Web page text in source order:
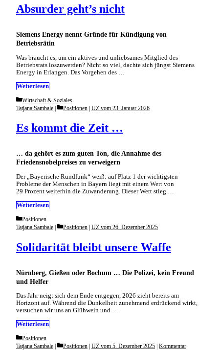
Siemens Energy nennt Gründe für Kündigung von
Betriebsrätin
Absurder geht’s nicht
Was braucht es, um ein aktives und unliebsames Mitglied des
Betriebsrats loszuwerden? Nicht so viel, dachte sich jüngst Siemens
Energy in Erlangen. Das Vorgehen des …
Weiterlesen
Categories
Wirtschaft & Soziales
… da gehört es zum guten Ton, die Annahme des
Friedensnobelpreises zu verweigern
Es kommt die Zeit …
Tatjana Sambale Categories
Positionen | UZ vom 23. Januar 2026
Der „Bayerische Rundfunk“ weiß: auf Platz 1 der wichtigsten
Probleme der Menschen in Bayern liegt mit einem Wert von
29 Prozent weiterhin die Zuwanderung. Dieser Wert stieg …
Weiterlesen
Categories
Positionen
Nürnberg, Gießen oder Bochum … Die Polizei, kein Freund
und Helfer
Solidarität bleibt unsere Waffe
Tatjana Sambale Categories
Positionen | UZ vom 26. Dezember 2025
Das Jahr neigt sich dem Ende entgegen, 2026 zieht bereits am
Horizont auf. Während die Dunkelheit zunehmend erdrückend wirkt,
versuchen wir uns an Glühwein und …
Weiterlesen
Categories
Positionen
Tatjana Sambale Categories
Positionen UZ vom 5. Dezember 2025 Kommentar